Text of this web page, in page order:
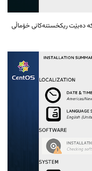
دەبێت ریکخستنەکانی خۆماڵی